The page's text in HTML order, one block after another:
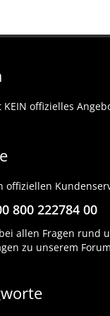
offizielles
offiziellen
800 222784 00
allen Fragen rund
zu unserem